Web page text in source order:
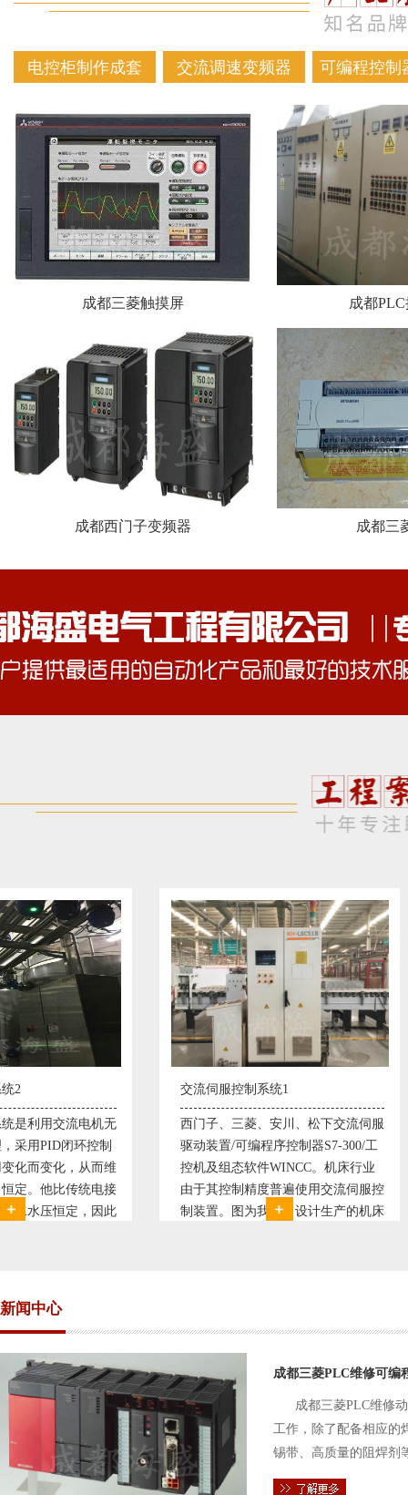
电控柜制作成套 交流调速变频器 可编程控制
成都三菱触摸屏 成都
成都西门子变频器 成都三
西门子、三菱、安川、松下交流伺服
驱动装置/可编程序控制器S7-300/工
控机及组态软件WINCC。机床行业
由于其控制精度普遍使用交流伺服控
制装置。图为我公司设计生产的机床
西门子、三菱、
驱动装置/可编程
控机及组态软件
由于其控制精度
制装置。图为我
新闻中心
成都三菱PLC维修可编
成都三菱PLC维修
工作，除了配备相应的
锡带、高质量的阻焊剂
件的电路及通信电缆。